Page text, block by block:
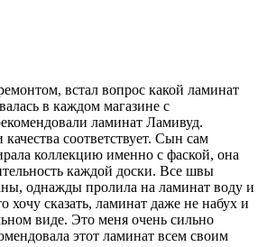
встал вопрос какой ламинат
в каждом магазине с
ламинат Ламивуд.
соответствует. Сын сам
коллекцию именно с фаской, она
каждой доски. Все швы
однажды пролила на ламинат воду и
хочу сказать, ламинат даже не набух и
виде. Это меня очень сильно
этот ламинат всем своим